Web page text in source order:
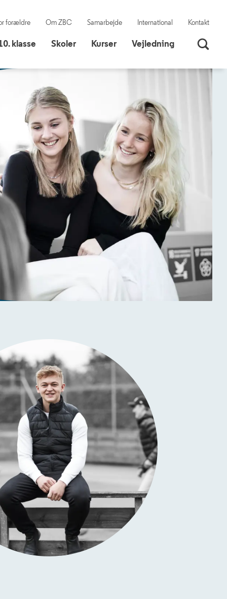
forældre Om ZBC Samarbejde International Kontakt
klasse 10. klasse
SkolerSkolerKurser Vejledning Søg